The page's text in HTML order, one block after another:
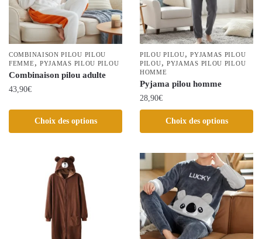
être
choisies
sur
la
page
du
produit
être
choisies
sur
la
page
COMBINAISON PILOU PILOU
FEMME, PYJAMAS PILOU PILOU
Combinaison pilou adulte
43,90€
Choix des options
Ce
PILOU PILOU,PYJAMAS PILOU
PILOU, PYJAMAS PILOU PILOU
HOMME
Pyjama pilou homme
28,90€
Choix des options
produit
plusieurs
variations.
Les
options
peuvent
être